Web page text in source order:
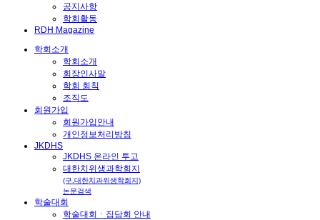
공지사항
학회활동
RDH Magazine
학회소개
학회소개
회장인사말
학회 회칙
조직도
회원가입
회원가입안내
개인정보처리방침
JKDHS
JKDHS 온라인 투고
대한치위생과학회지
(구.대한치과위생학회지)
논문검색
학술대회
학술대회ㆍ집담회 안내